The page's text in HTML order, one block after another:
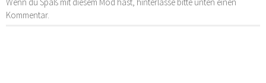
Wenn du Spaß mit diesem Mod hast, hinterlasse bitte unten einen
Kommentar.